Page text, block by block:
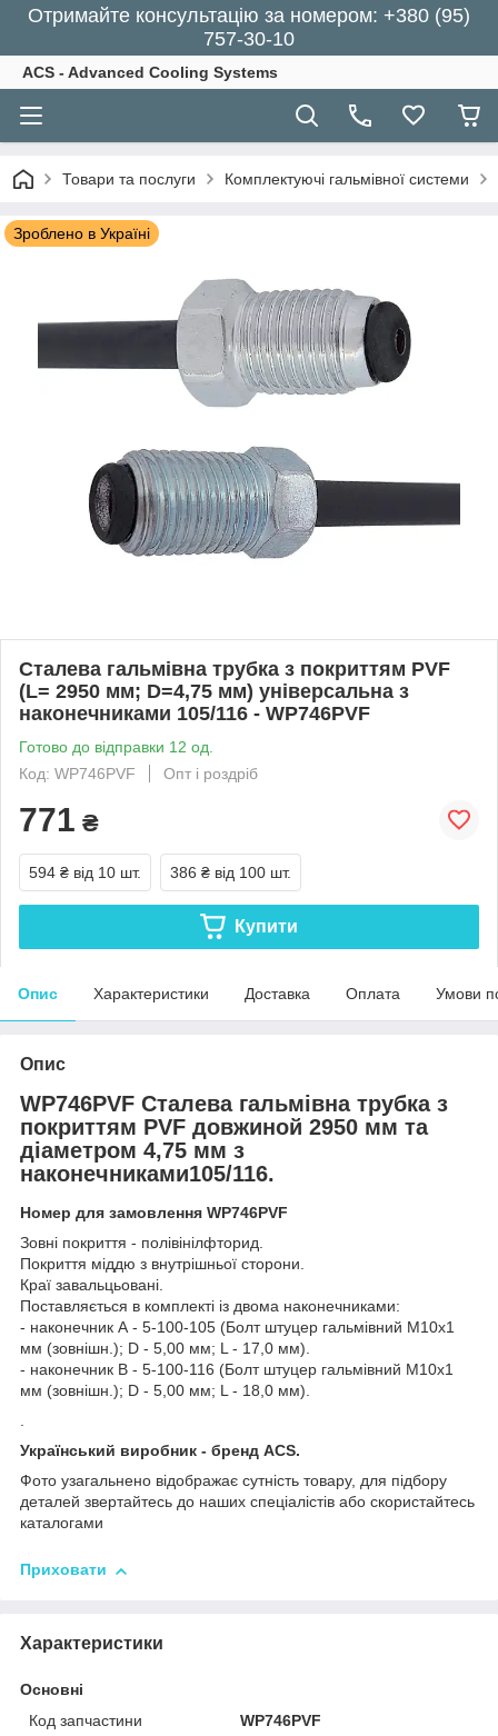
Отримайте консультацію за номером: +380 (95)
757-30-10
ACS - Advanced Cooling Systems
Товари та послуги Комплектуючі гальмівної системи
Зроблено в Україні
Сталева гальмівна трубка з покриттям PVF
(L= 2950 мм; D=4,75 мм) універсальна з
наконечниками 105/116 - WP746PVF
Готово до відправки 12 од.
Код: WP746PVF
Опт і роздріб
771 ₴
594 ₴ від 10 шт. 386 ₴ від 100 шт.
Купити
Опис Характеристики Доставка Оплата Умови
Опис
WP746PVF Сталева гальмівна трубка з
покриттям PVF довжиной 2950 мм та
діаметром 4,75 мм з
наконечниками105/116.
Номер для замовлення WP746PVF
Зовні покриття - полівінілфторид.
Покриття міддю з внутрішньої сторони.
Краї завальцьовані.
Поставляється в комплекті із двома наконечниками:
- наконечник А - 5-100-105 (Болт штуцер гальмівний М10х1
мм (зовнішн.); D - 5,00 мм; L - 17,0 мм).
- наконечник В - 5-100-116 (Болт штуцер гальмівний М10х1
мм (зовнішн.); D - 5,00 мм; L - 18,0 мм).
.
Український виробник - бренд ACS.
Фото узагальнено відображає сутність товару, для підбору
деталей звертайтесь до наших спеціалістів або скористайтесь
каталогами
Приховати
Характеристики
Основні
Код запчастини
WP746PVF